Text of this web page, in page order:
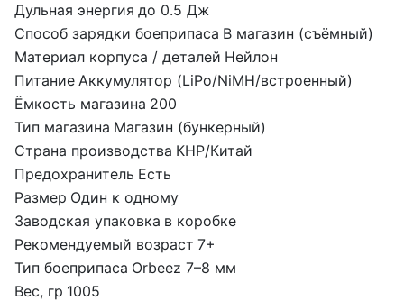
Дульная энергия до 0.5 Дж
Способ зарядки боеприпаса В магазин (съёмный)
Материал корпуса / деталей Нейлон
Питание Аккумулятор (LiPo/NiMH/встроенный)
Ёмкость магазина 200
Тип магазина Магазин (бункерный)
Страна производства КНР/Китай
Предохранитель Есть
Размер Один к одному
Заводская упаковка в коробке
Рекомендуемый возраст 7+
Тип боеприпаса Orbeez 7–8 мм
Вес, гр 1005